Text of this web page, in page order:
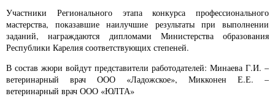
Участники Регионального этапа конкурса профессионального
мастерства, показавшие наилучшие результаты при выполнении
заданий, награждаются дипломами Министерства образования
Республики Карелия соответствующих степеней.
В состав жюри войдут представители работодателей: Минаева Г.И. –
ветеринарный врач ООО «Ладожское», Микконен Е.Е. –
ветеринарный врач ООО «ЮЛТА»